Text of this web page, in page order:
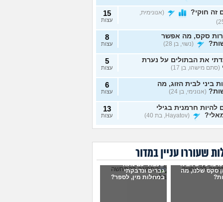
זה חוקי?
(אנונימית,
15
עצות
סקס, מה אפשר
(נשוי, בן 28)
8
עצות
את הבתולים על נערת
(סתם מישהו, בן 17)
5
עצות
ביני לבית הזוג, מה
(אנונימי, בן 24)
6
עצות
להיות חרמנית בגילי
(Hayatov, בת 40)
13
עצות
18)
יחד עם הבן זוג, והוא
עליי ולא חושק בי,
(כינוי, בת 26)
9
עצות
שעוררו עניין במדור
ברע ויש אצלו
סקס שלנו, מה
שכבתי עם מלא
גברים ונדבקתי
במחלות מין, לספר?